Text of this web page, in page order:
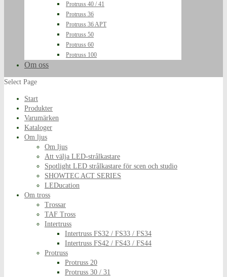
Protruss 40 / 41
Protruss 36
Protruss 36 APT
Protruss 50
Protruss 60
Protruss 100
Om oss
Select Page
Start
Produkter
Varumärken
Kataloger
Om ljus
Om ljus
Att välja LED-strålkastare
Spotlight LED strålkastare för scen och studio
SHOWTEC ACT SERIES
LEDucation
Om tross
Trossar
TAF Tross
Intertruss
Intertruss FS32 / FS33 / FS34
Intertruss FS42 / FS43 / FS44
Protruss
Protruss 20
Protruss 30 / 31